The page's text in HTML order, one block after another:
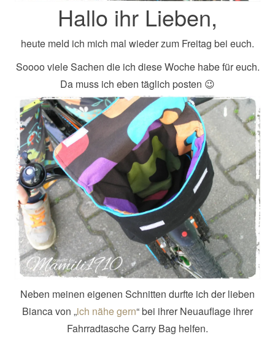
Hallo ihr Lieben,
heute meld ich mich mal wieder zum Freitag bei euch.
Soooo viele Sachen die ich diese Woche habe für euch.
Da muss ich eben täglich posten 😉
Neben meinen eigenen Schnitten durfte ich der lieben
Bianca von „ich nähe gern“ bei ihrer Neuauflage ihrer
Fahrradtasche Carry Bag helfen.